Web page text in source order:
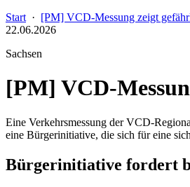
Start · [PM] VCD-Messung zeigt
22.06.2026
Sachsen
[PM] VCD-
Eine Verkehrsmessung der VCD-
eine Bürgerinitiative, die sich für eine
Bürgerinitiative fordert